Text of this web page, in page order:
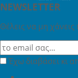
NEWSLETTER
Θέλεις να μη
Έχω διαβάσει κι